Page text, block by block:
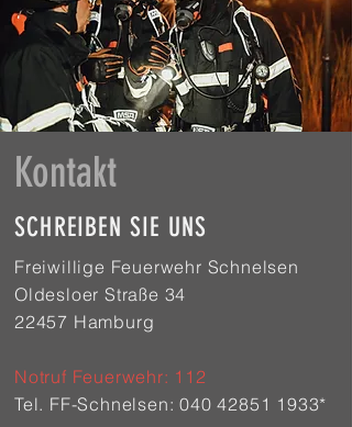
Kontakt
SCHREIBEN SIE UNS
Freiwillige Feuerwehr Schnelsen
Oldesloer Straße 34
22457 Hamburg
Notruf Feuerwehr: 112
Tel. FF-Schnelsen:040 42851 1933*